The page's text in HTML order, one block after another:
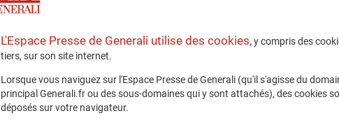
Communiqués
L'Espace Presse de Generali utilise des cookies,y compris des
tiers, sur son site internet.
Lorsque vous naviguez sur l'Espace Presse de Generali (qu'il s'agisse du
principal Generali.fr ou des sous-domaines qui y sont attachés), des cookies
déposés sur votre navigateur.